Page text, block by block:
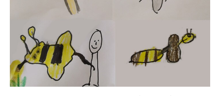
In den letzten Tagen beschäftigten wir uns
intensiv mit der Superheldin "Honigbiene",